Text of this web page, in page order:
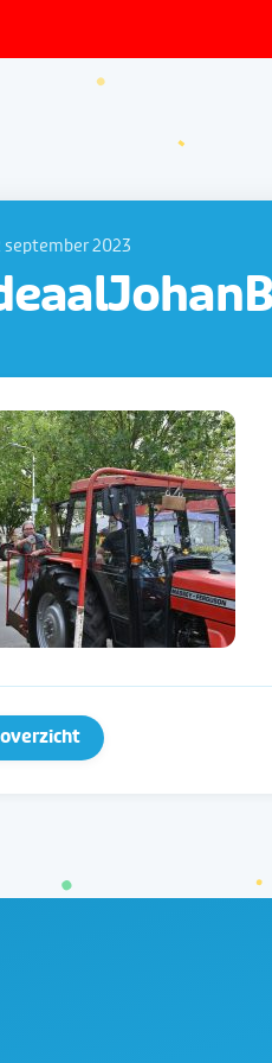
september 2023